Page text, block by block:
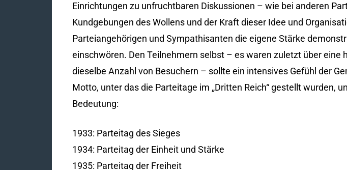
Einrichtungen zu unfruchtbaren Diskussionen – wie bei anderen
Kundgebungen des Wollens und der Kraft dieser Idee und
Parteiangehörigen und Sympathisanten die eigene Stärke
einschwören. Den Teilnehmern selbst – es waren zuletzt über eine
dieselbe Anzahl von Besuchern – sollte ein intensives Gefühl der
Motto, unter das die Parteitage im „Dritten Reich“ gestellt wurden,
Bedeutung:
1933: Parteitag des Sieges
1934: Parteitag der Einheit und Stärke
1935: Parteitag der Freiheit